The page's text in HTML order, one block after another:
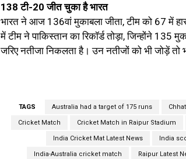
138 टी-20 जीत चुका है भारत
भारत ने आज 136वां मुकाबला जीता, टीम को 67 में
में टीम ने पाकिस्तान का रिकॉर्ड तोड़ा, जिन्होंने
जरिए नतीजा निकलता है। उन नतीजों को भी जोड़ें
TAGS Australia had a target of 175 runs
Cricket Match Cricket Match in Raipur Stadium
India Cricket Mat Latest News India
India-Australia cricket match Raipur Latest